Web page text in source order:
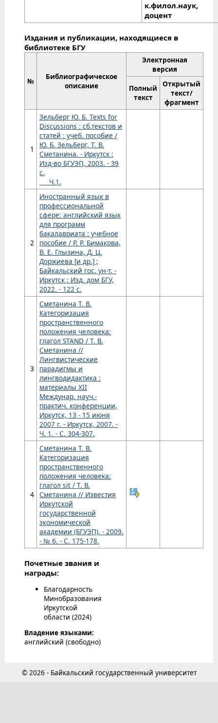
к.филол.наук,
доцент
Издания и публикации, находящиеся в
библиотеке БГУ
№
Библиографическое
описание
Электронная
версия
Полный
текст
Открытый
текст/
фрагмент
1
Зельберг Ю. Б. Texts for
Discussions : сб.текстов и
статей : учеб. пособие /
Ю. Б. Зельберг, Т. В.
Сметанина. - Иркутск :
Изд-во БГУЭП, 2003. - 39
с.
Ч.1.
2
Иностранный язык в
профессиональной
сфере: английский язык
для программ
бакалавриата : учебное
пособие / Р. Р. Бимакова,
В. Е. Глызина, Д. Ц.
Доржиева [и др.] ;
Байкальский гос. ун-т. -
Иркутск : Изд. дом БГУ,
2022. - 122 с.
3
Сметанина Т. В.
Категоризация
пространственного
положения человека:
глагол STAND / Т. В.
Сметанина //
Лингвистические
парадигмы и
лингводидактика :
материалы XII
Междунар. науч.-
практич. конференции,
Иркутск, 13 - 15 июня
2007 г. - Иркутск, 2007. -
Ч. 1. - С. 304-307.
4
Сметанина Т. В.
Категоризация
пространственного
положения человека:
глагол sit / Т. В.
Сметанина // Известия
Иркутской
государственной
экономической
академии (БГУЭП). - 2009.
- № 6. - С. 175-178.
Почетные звания и
награды:
Благодарность
Минобразования
Иркутской
области (2024)
Владение языками:
английский (свободно)
© 2026 - Байкальский государственный университет